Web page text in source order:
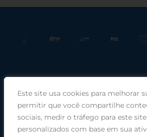
Este site usa cookies para melhorar
permitir que você compartilhe
sociais, medir o tráfego para este
personalizados com base em sua
Praça Rui Barbosa, 220, sala 66, Porto
Telefone: (51) 99949-1120